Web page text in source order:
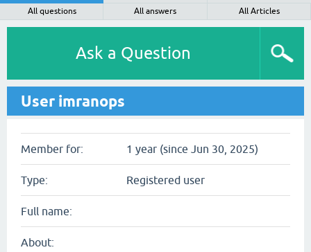
All questions
All answers All Articles
Ask a Question
User imranops
Member for: 1 year (since Jun 30, 2025)
Type: Registered user
Full name:
About: